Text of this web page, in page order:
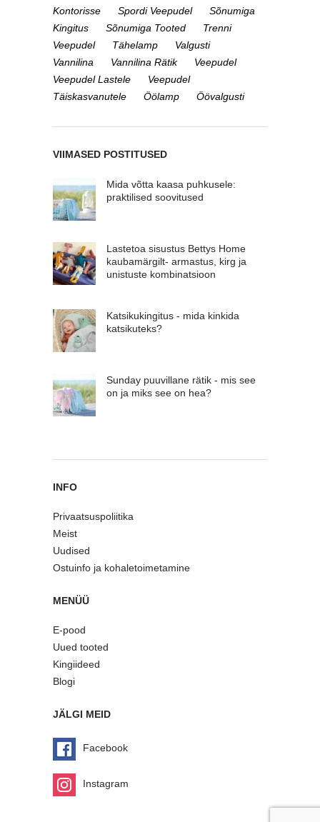
Kontorisse
Spordi Veepudel
Sõnumiga
Kingitus
Sõnumiga Tooted
Trenni
Veepudel
Tähelamp
Valgusti
Vannilina
Vannilina Rätik
Veepudel
Veepudel Lastele
Veepudel
Täiskasvanutele
Öölamp Öövalgusti
VIIMASED POSTITUSED
Mida võtta kaasa puhkusele:
praktilised soovitused
Lastetoa sisustus Bettys Home
kaubamärgilt- armastus, kirg ja
unistuste kombinatsioon
Katsikukingitus - mida kinkida
katsikuteks?
Sunday puuvillane rätik - mis see
on ja miks see on hea?
INFO
Privaatsuspoliitika
Meist
Uudised
Ostuinfo ja kohaletoimetamine
MENÜÜ
E-pood
Uued tooted
Kingiideed
Blogi
JÄLGI MEID
Facebook
Instagram